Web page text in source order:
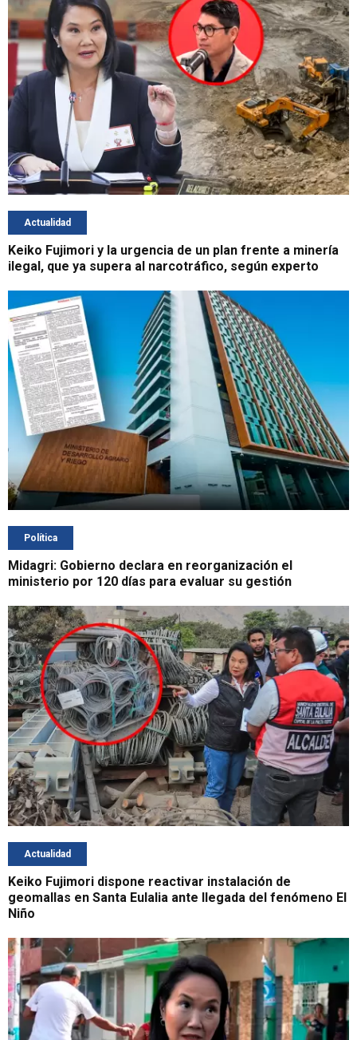
Actualidad
Keiko Fujimori y la urgencia de un plan frente a minería
ilegal, que ya supera al narcotráfico, según experto
Política
Midagri: Gobierno declara en reorganización el
ministerio por 120 días para evaluar su gestión
Actualidad
Keiko Fujimori dispone reactivar instalación de
geomallas en Santa Eulalia ante llegada del fenómeno El
Niño